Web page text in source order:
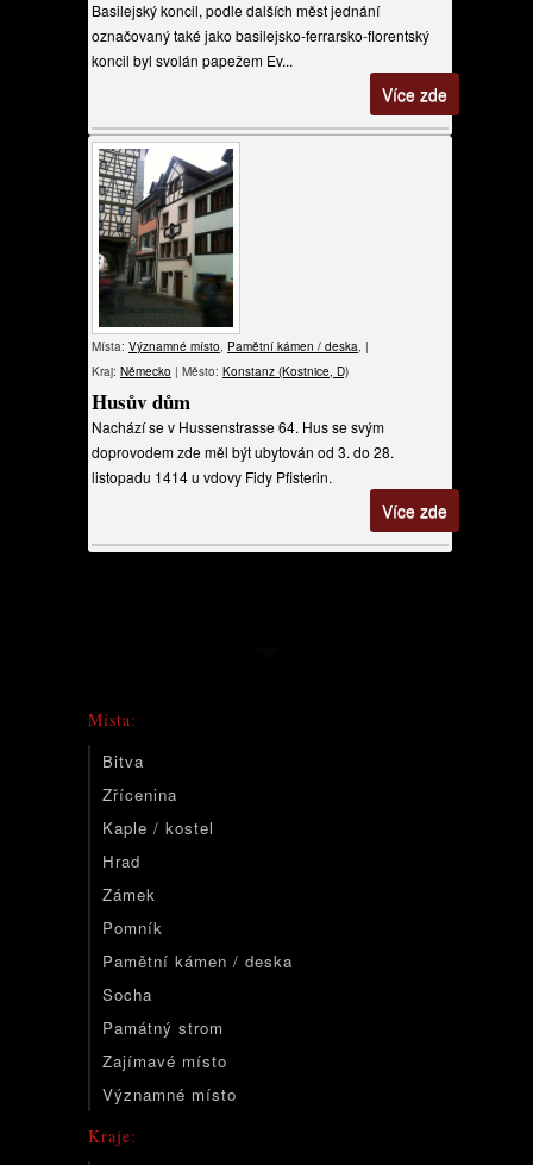
Basilejský koncil, podle dalších měst jednání
označovaný také jako basilejsko-ferrarsko-florentský
koncil byl svolán papežem Ev...
Více zde
Místa: Významné místo, Pamětní kámen / deska, |
Kraj: Německo | Město: Konstanz (Kostnice, D)
Husův dům
Nachází se v Hussenstrasse 64. Hus se svým
doprovodem zde měl být ubytován od 3. do 28.
listopadu 1414 u vdovy Fidy Pfisterin.
Více zde
Místa:
Bitva
Zřícenina
Kaple / kostel
Hrad
Zámek
Pomník
Pamětní kámen / deska
Socha
Památný strom
Zajímavé místo
Významné místo
Kraje: